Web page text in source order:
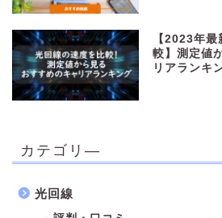
【2023年
較】測定値
リアランキ
カテゴリ―
光回線